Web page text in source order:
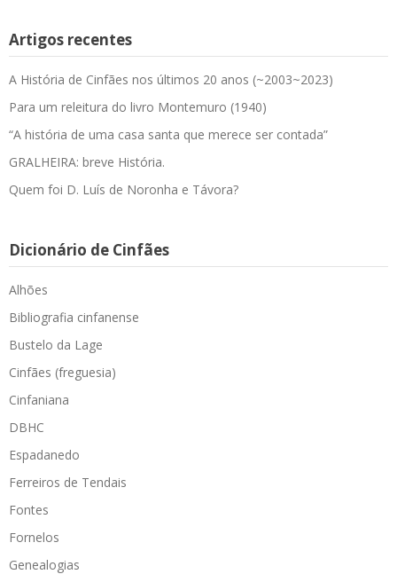
Artigos recentes
A História de Cinfães nos últimos 20 anos (~2003~2023)
Para um releitura do livro Montemuro (1940)
“A história de uma casa santa que merece ser contada”
GRALHEIRA: breve História.
Quem foi D. Luís de Noronha e Távora?
Dicionário de Cinfães
Alhões
Bibliografia cinfanense
Bustelo da Lage
Cinfães (freguesia)
Cinfaniana
DBHC
Espadanedo
Ferreiros de Tendais
Fontes
Fornelos
Genealogias